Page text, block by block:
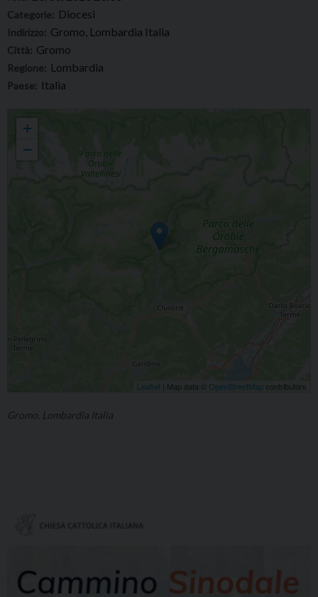
Categorie: Diocesi
Indirizzo: Gromo, Lombardia Italia
Città: Gromo
Regione: Lombardia
Paese: Italia
FAMIGLIE IN … VACANZA 2023!
+
−
Leaflet | Map data © OpenStreetMap contributors
Gromo, Lombardia Italia